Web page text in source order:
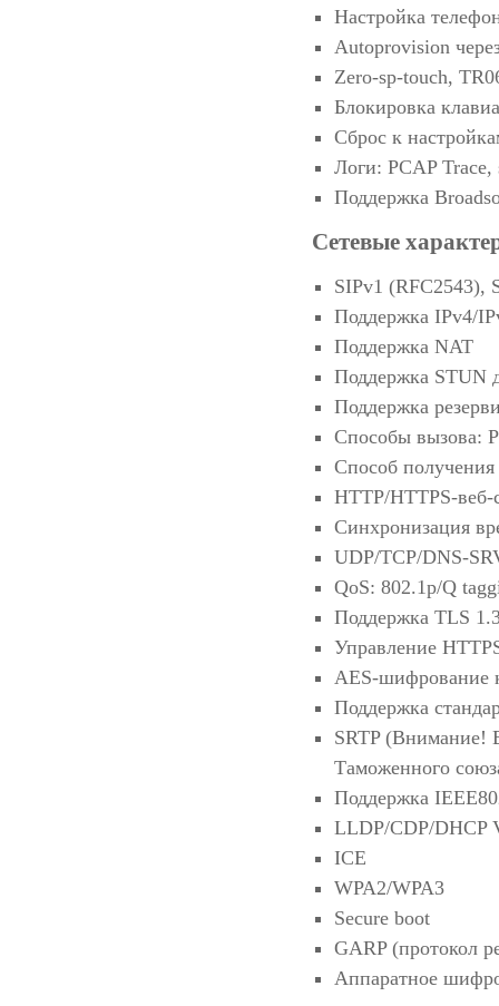
Настройка
Autoprovision
Zero-sp-touch,
Блокировка
Сброс к
Логи: PCAP Trace,
Поддержка
Сетевые
SIPv1 (RFC2543),
Поддержка IPv4/
Поддержка NAT
Поддержка STUN
Поддержка
Способы вызова:
Способ
HTTP/HTTPS-веб-
Синхронизация
UDP/TCP/DNS-
QoS: 802.1p/Q
Поддержка TLS
Управление
AES-шифрование
Поддержка
SRTP (Внимание!
Таможенного
Поддержка
LLDP/CDP/DHCP
ICE
WPA2/WPA3
Secure boot
GARP (протокол
Аппаратное